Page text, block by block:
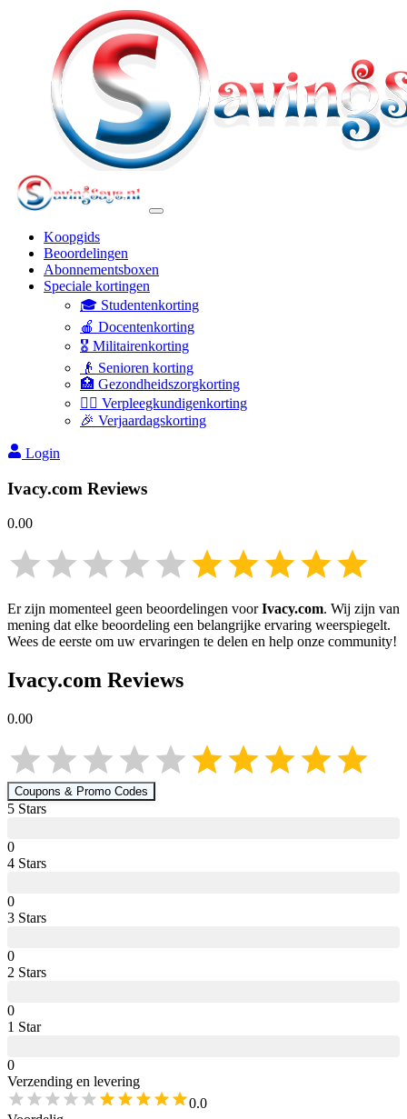
Koopgids
Beoordelingen
Abonnementsboxen
Speciale kortingen
🎓 Studentenkorting
🍎 Docentenkorting
🎖️ Militairenkorting
👴 Senioren korting
🏥 Gezondheidszorgkorting
👩‍⚕️ Verpleegkundigenkorting
🎉 Verjaardagskorting
Login
Ivacy.com Reviews
0.00
Er zijn momenteel geen beoordelingen voorIvacy.com. Wij zijn van
mening dat elke beoordeling een belangrijke ervaring weerspiegelt.
Wees de eerste om uw ervaringen te delen en help onze community!
Ivacy.com Reviews
0.00
Coupons & Promo Codes
5 Stars
0
4 Stars
0
3 Stars
0
2 Stars
0
1 Star
0
Verzending en levering
0.0